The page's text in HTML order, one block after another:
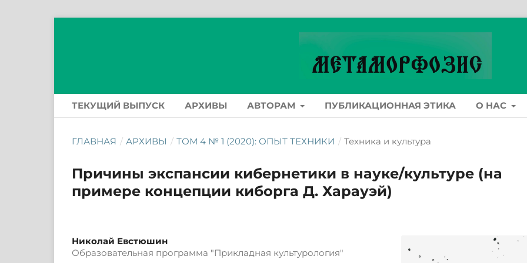
ТЕКУЩИЙ ВЫПУСК АРХИВЫ АВТОРАМ ПУБЛИКАЦИОННАЯ ЭТИКА О НАС
ГЛАВНАЯ / АРХИВЫ / ТОМ 4 № 1 (2020): ОПЫТ ТЕХНИКИ / Техника и культура
Причины экспансии кибернетики в науке/культуре (на
примере концепции киборга Д. Харауэй)
Николай Евстюшин
Образовательная программа "Прикладная культурология"